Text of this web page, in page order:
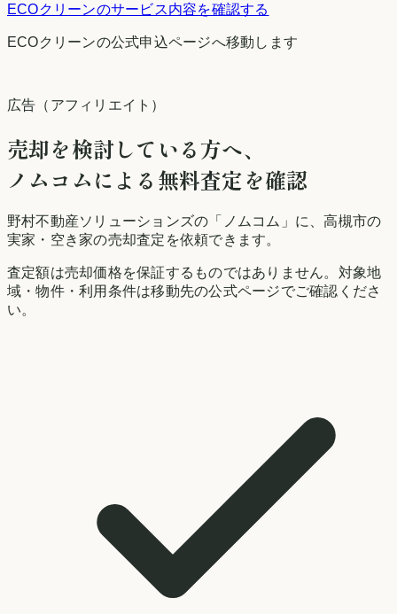
ECOクリーンのサービス内容を確認する
ECOクリーンの公式申込ページへ移動します
広告（アフィリエイト）
売却を検討している方へ、
ノムコムによる無料査定を確認
野村不動産ソリューションズの「ノムコム」に、高槻市の
実家・空き家の売却査定を依頼できます。
査定額は売却価格を保証するものではありません。対象地
域・物件・利用条件は移動先の公式ページでご確認くださ
い。